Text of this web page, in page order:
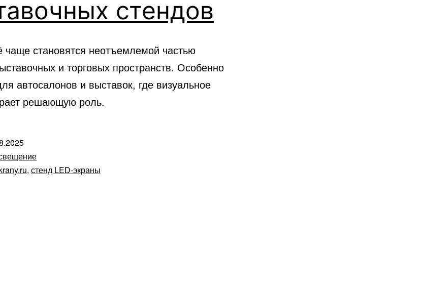
стендов
чаще становятся неотъемлемой частью
и торговых пространств. Особенно
автосалонов и выставок, где визуальное
решающую роль.
, стенд LED-экраны